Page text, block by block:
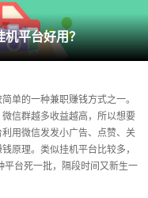
机平台好用？
单的一种兼职赚钱方式之一。
信群越多收益越高，所以想要
用微信发发小广告、点赞、关
原理。类似挂机平台比较多，
平台死一批，隔段时间又新生一